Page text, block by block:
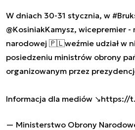
W dniach 30-31 stycznia, w
@KosiniakKamysz, wicepremier -
narodowej 🇵🇱weźmie udział w
posiedzeniu ministrów obrony
organizowanym przez
Informacja dla mediów ↘️https://
— Ministerstwo Obrony